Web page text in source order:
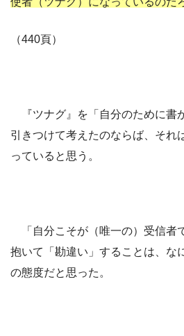
（440頁）
『ツナグ』を「自分のために書
引きつけて考えたのならば、それ
っていると思う。
「自分こそが（唯一の）受信者
抱いて「勘違い」することは、な
の態度だと思った。